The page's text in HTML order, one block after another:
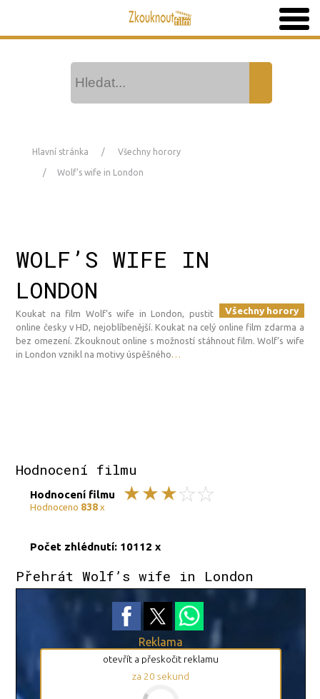
Hlavní stránka Všechny horory
Wolf’s wife in London
WOLF’S WIFE IN
LONDON
Všechny horory
Koukat na film Wolf’s wife in London, pustit
online česky v HD, nejoblíbenější. Koukat na celý online film zdarma a
bez omezení. Zkouknout online s možností stáhnout film. Wolf’s wife
in London vznikl na motivy úspěšného
Hodnocení filmu
Hodnocení filmu
Hodnoceno 838x
Počet zhlédnutí: 10112 x
Přehrát Wolf’s wife in London
Reklama
otevřít a přeskočit reklamu
za 20 sekund